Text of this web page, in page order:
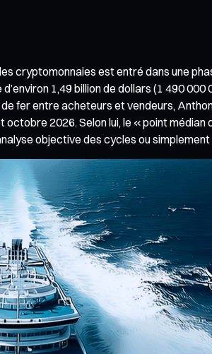
cryptomonnaies est entré dans une
1,49 billion de dollars (1 490
fer entre acheteurs et vendeurs,
2026. Selon lui, le « point
objective des cycles ou